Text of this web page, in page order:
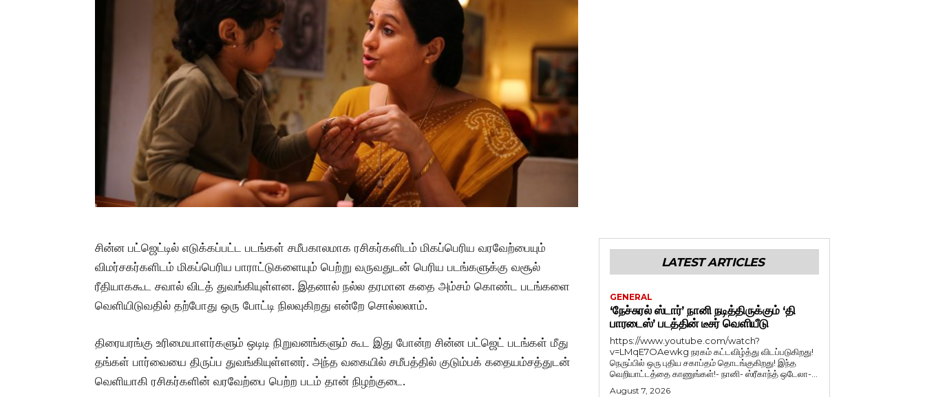
சின்ன பட்ஜெட்டில் எடுக்கப்பட்ட படங்கள் சமீபகாலமாக ரசிகர்களிடம் மிகப்பெரிய வரவேற்பையும்
விமர்சகர்களிடம் மிகப்பெரிய பாராட்டுகளையும் பெற்று வருவதுடன் பெரிய படங்களுக்கு வசூல்
ரீதியாககூட சவால் விடத் துவங்கியுள்ளன. இதனால் நல்ல தரமான கதை அம்சம் கொண்ட படங்களை
வெளியிடுவதில் தற்போது ஒரு போட்டி நிலவுகிறது என்றே சொல்லலாம்.
திரையரங்கு உரிமையாளர்களும் ஒடிடி நிறுவனங்களும் கூட இது போன்ற சின்ன பட்ஜெட் படங்கள் மீது
தங்கள் பார்வையை திருப்ப துவங்கியுள்ளனர். அந்த வகையில் சமீபத்தில் குடும்பக் கதையம்சத்துடன்
வெளியாகி ரசிகர்களின் வரவேற்பை பெற்ற படம் தான் நிழற்குடை.
LATEST ARTICLES
GENERAL
‘நேச்சுரல் ஸ்டார்’ நானி நடித்திருக்கும் ‘தி
பாரடைஸ்’ படத்தின் டீசர் வெளியீடு
https://www.youtube.com/watch?
v=LMqE7OAewkg நரகம் கட்டவிழ்த்து விடப்படுகிறது!
நெருப்பில் ஒரு புதிய சகாப்தம் தொடங்குகிறது! இந்த
வெறியாட்டத்தை காணுங்கள்!- நானி- ஸ்ரீகாந்த் ஒடேலா-...
August 7, 2026